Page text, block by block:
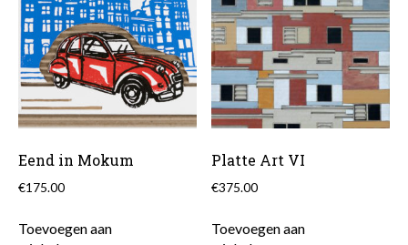
Eend in Mokum
€175.00
Toevoegen aan
Platte Art VI
€375.00
Toevoegen aan